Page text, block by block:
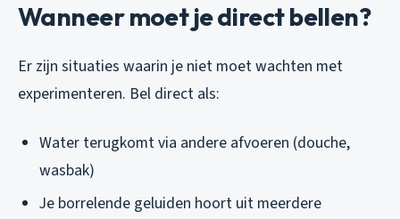
Wanneer moet je direct bellen?
Er zijn situaties waarin je niet moet wachten met
experimenteren. Bel direct als:
Water terugkomt via andere afvoeren (douche,
wasbak)
Je borrelende geluiden hoort uit meerdere